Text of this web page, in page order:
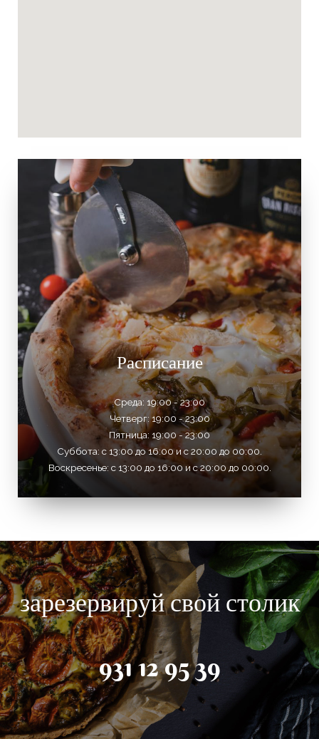
Расписание
Среда: 19:00 - 23:00
Четверг: 19:00 - 23:00
Пятница: 19:00 - 23:00
Суббота: с 13:00 до 16:00 и с 20:00 до 00:00.
Воскресенье: с 13:00 до 16:00 и с 20:00 до 00:00.
зарезервируй свой столик
931 12 95 39